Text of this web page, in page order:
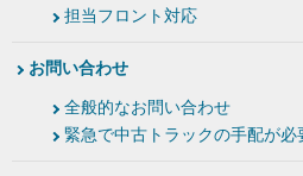
担当フロント対応
お問い合わせ
全般的なお問い合わせ
緊急で中古トラックの手配が必